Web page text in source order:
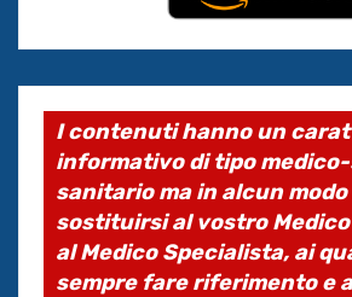
I contenuti hanno un
informativo di tipo
sanitario ma in alcun
sostituirsi al vostro
al Medico Specialista, ai
sempre fare riferimento e